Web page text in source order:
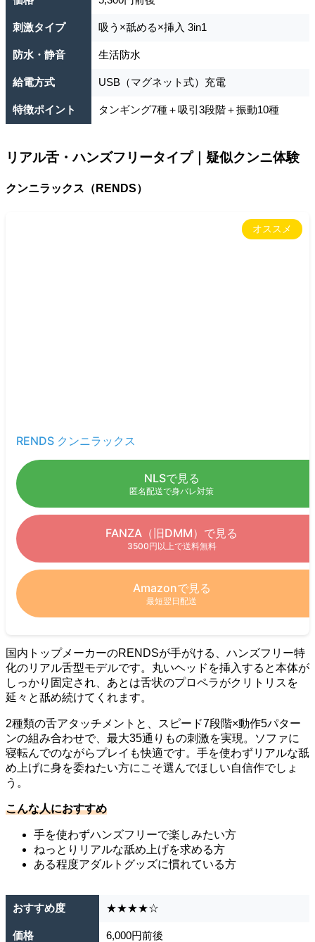
刺激タイプ 吸う×舐める×挿入 3in1
防水・静音 生活防水
給電方式 USB（マグネット式）充電
特徴ポイント タンギング7種＋吸引3段階＋振動10種
リアル舌・ハンズフリータイプ｜疑似クンニ体験
クンニラックス（RENDS）
オススメ
RENDS クンニラックス
NLSで見る
匿名配送で身バレ対策
FANZA（旧DMM）で見る
3500円以上で送料無料
Amazonで見る
最短翌日配送
国内トップメーカーのRENDSが手がける、ハンズフリー特
化のリアル舌型モデルです。丸いヘッドを挿入すると本体が
しっかり固定され、あとは舌状のプロペラがクリトリスを
延々と舐め続けてくれます。
2種類の舌アタッチメントと、スピード7段階×動作5パター
ンの組み合わせで、最大35通りもの刺激を実現。ソファに
寝転んでのながらプレイも快適です。手を使わずリアルな舐
め上げに身を委ねたい方にこそ選んでほしい自信作でしょ
う。
こんな人におすすめ
手を使わずハンズフリーで楽しみたい方
ねっとりリアルな舐め上げを求める方
ある程度アダルトグッズに慣れている方
おすすめ度 ★★★★☆
価格 6,000円前後